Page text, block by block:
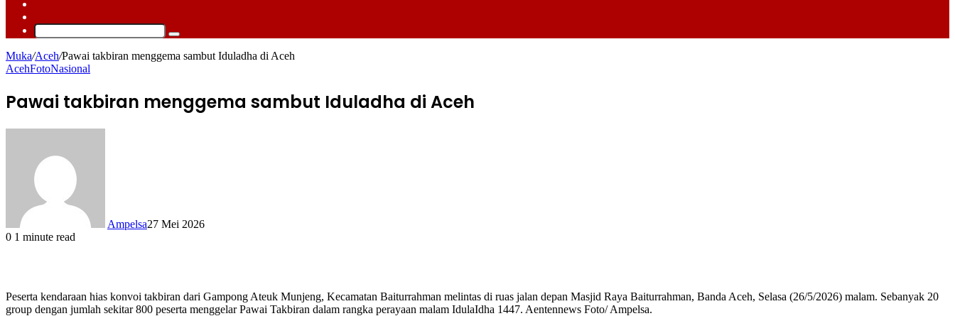
skin
Cari
Muka/Aceh/Pawai takbiran menggema sambut Iduladha di Aceh
AcehFotoNasional
Pawai takbiran menggema sambut Iduladha di Aceh
Ampelsa27 Mei 2026
0 1 minute read
Peserta kendaraan hias konvoi takbiran dari Gampong Ateuk Munjeng, Kecamatan Baiturrahman melintas di ruas jalan depan Masjid Raya Baiturrahman, Banda Aceh, Selasa (26/5/2026) malam. Sebanyak 20
group dengan jumlah sekitar 800 peserta menggelar Pawai Takbiran dalam rangka perayaan malam IdulaIdha 1447. Aentennews Foto/ Ampelsa.